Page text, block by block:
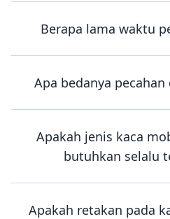
Berapa lama waktu
Apa bedanya
Apakah jenis kaca
butuhkan selalu
Apakah retakan pada